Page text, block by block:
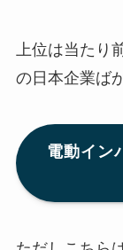
上位は当たり
の日本企業ば
電動イン